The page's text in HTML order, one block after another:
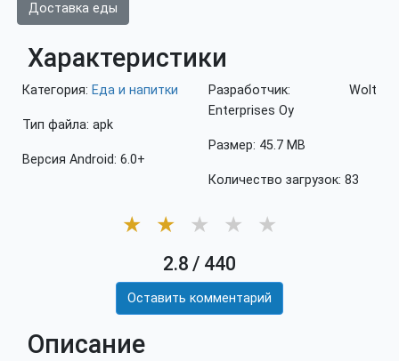
Доставка еды
Характеристики
Категория: Еда и напитки
Тип файла: apk
Версия Android: 6.0+
Разработчик: Wolt
Enterprises Oy
Размер: 45.7 MB
Количество загрузок: 83
★ ★ ★ ★ ★
2.8 / 440
Оставить комментарий
Описание